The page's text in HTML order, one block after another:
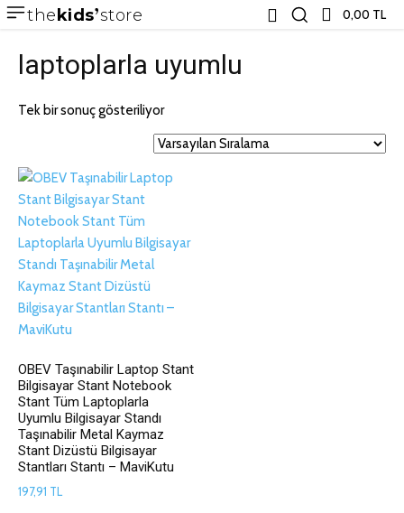
thekids store 0,00 TL
laptoplarla uyumlu
Tek bir sonuç gösteriliyor
OBEV Taşınabilir Laptop Stant
Bilgisayar Stant Notebook
Stant Tüm Laptoplarla
Uyumlu Bilgisayar Standı
Taşınabilir Metal Kaymaz
Stant Dizüstü Bilgisayar
Stantları Stantı – MaviKutu
197,91 TL